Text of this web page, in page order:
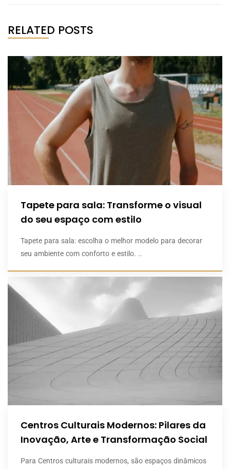
RELATED POSTS
Tapete para sala: Transforme o visual
do seu espaço com estilo
Tapete para sala: escolha o melhor modelo para decorar
seu ambiente com conforto e estilo. ..
Centros Culturais Modernos: Pilares da
Inovação, Arte e Transformação Social
Para Centros culturais modernos, são espaços dinâmicos